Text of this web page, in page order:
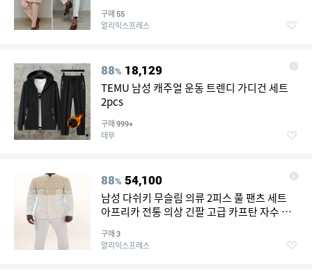
구매 55
알리익스프레스
88% 18,129
TEMU 남성 캐주얼 운동 트렌디 가디건 세트
2pcs
구매 999+
테무
88% 54,100
남성 다쉬키 무슬림 의류 2피스 풀 팬츠 세트
아프리카 전통 의상 긴팔 고급 카프탄 자수 화
구매 3
알리익스프레스